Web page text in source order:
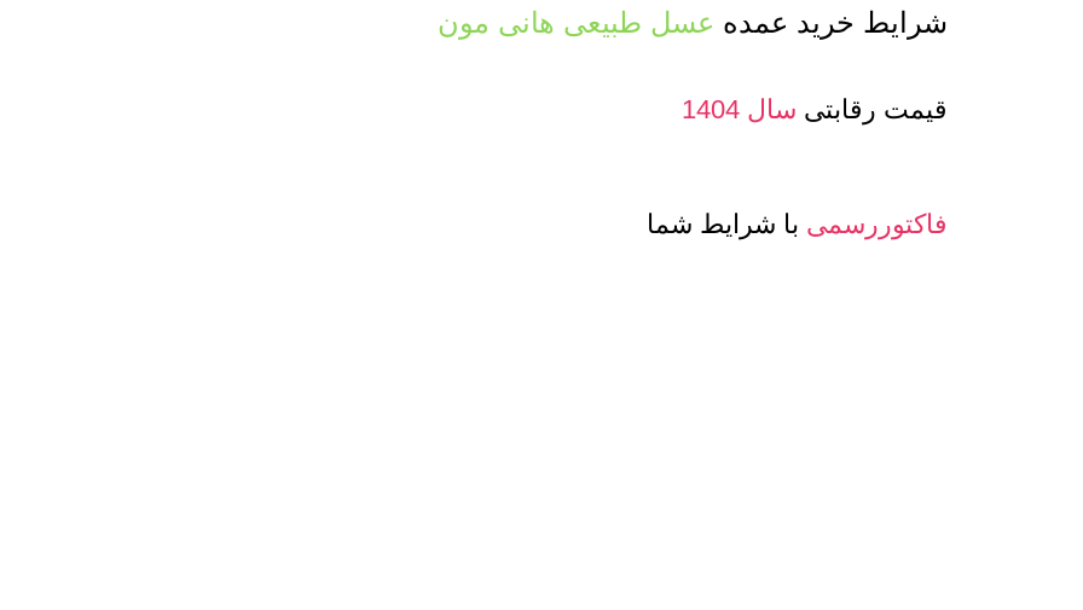
شرایط خرید عمده عسل طبیعی هانی مون
قیمت رقابتی سال 1404
فاکتوررسمی با شرایط شما